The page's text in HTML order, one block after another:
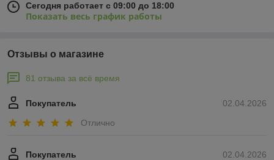
Сегодня работает с 09:00 до 18:00
Показать весь график работы
Отзывы о магазине
81 отзыва за всё время
02.04.2026
Покупатель
Отлично
02.04.2026
Покупатель